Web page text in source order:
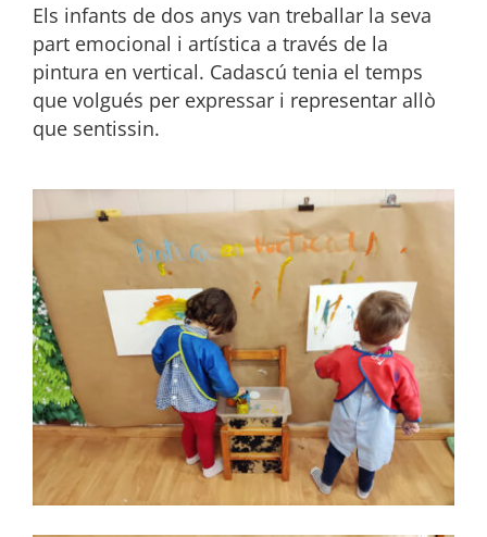
Els infants de dos anys van treballar la seva
part emocional i artística a través de la
pintura en vertical. Cadascú tenia el temps
que volgués per expressar i representar allò
que sentissin.